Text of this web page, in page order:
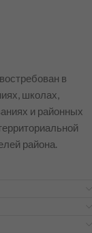
в
школах,
и районных
района.